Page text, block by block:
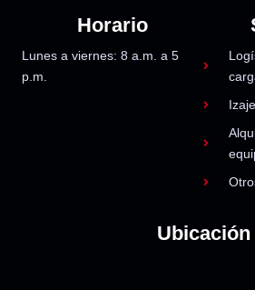
Horario
Lunes a viernes: 8 a.m. a 5
p.m.
Ubicación